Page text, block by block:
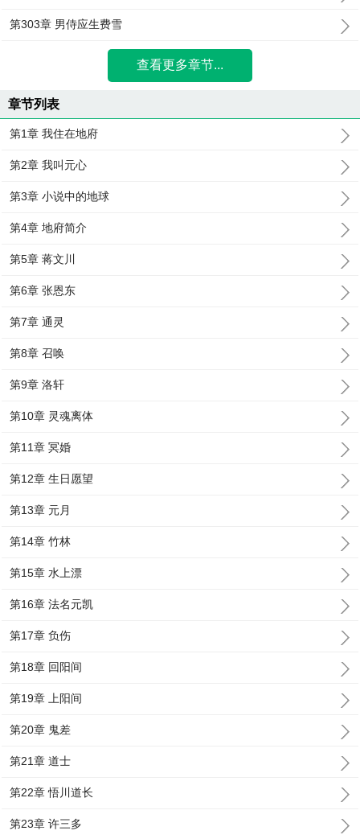
第303章 男侍应生费雪
查看更多章节...
章节列表
第1章 我住在地府
第2章 我叫元心
第3章 小说中的地球
第4章 地府简介
第5章 蒋文川
第6章 张恩东
第7章 通灵
第8章 召唤
第9章 洛轩
第10章 灵魂离体
第11章 冥婚
第12章 生日愿望
第13章 元月
第14章 竹林
第15章 水上漂
第16章 法名元凯
第17章 负伤
第18章 回阳间
第19章 上阳间
第20章 鬼差
第21章 道士
第22章 悟川道长
第23章 许三多